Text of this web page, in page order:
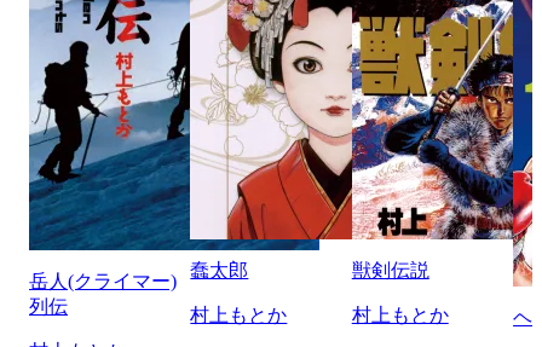
岳人(クライマー)
列伝
蠢太郎
村上もとか
獣剣伝説
村上もとか ヘ